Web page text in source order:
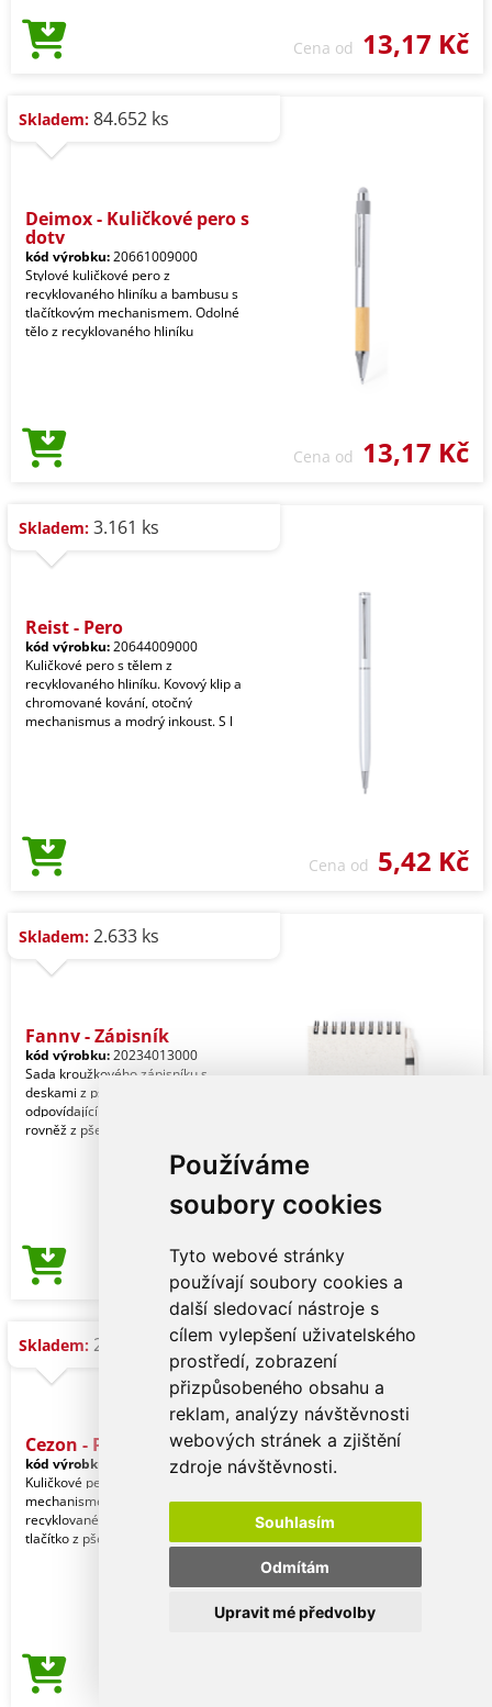
Používáme
soubory cookies
Tyto webové stránky
používají soubory cookies a
další sledovací nástroje s
cílem vylepšení uživatelského
prostředí, zobrazení
přizpůsobeného obsahu a
reklam, analýzy návštěvnosti
webových stránek a zjištění
zdroje návštěvnosti.
Souhlasím
Odmítám
Upravit mé předvolby
Cena od 13,17 Kč
Skladem: 84.652 ks
Deimox - Kuličkové pero s
doty
kód výrobku:20661009000
Stylové kuličkové pero z
recyklovaného hliníku a bambusu s
tlačítkovým mechanismem. Odolné
tělo z recyklovaného hliníku
Cena od 13,17 Kč
Skladem: 3.161 ks
Reist - Pero
kód výrobku:20644009000
Kuličkové pero s tělem z
recyklovaného hliníku. Kovový klip a
chromované kování, otočný
mechanismus a modrý inkoust. S l
Cena od 5,42 Kč
Skladem: 2.633 ks
Fanny - Zápisník
kód výrobku:20234013000
Sada kroužkového zápisníku s
deskami z pšeničné slámy a
odpovídajícího kuličkového pera,
rovněž z pšeničné slámy. Kompak
Cena od16,27 Kč
Skladem: 26.184 ks
Cezon - Pero
kód výrobku:
20226019000
Kuličkové pero s tlačítkovým
mechanismem a tělem z
recyklovaného kartonu. Klip, hrot a
tlačítko z pšeničné slámy. Modrý